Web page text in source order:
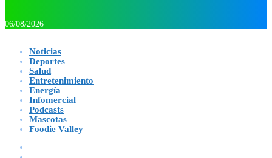
06/08/2026
Noticias
Deportes
Salud
Entretenimiento
Energía
Infomercial
Podcasts
Mascotas
Foodie Valley